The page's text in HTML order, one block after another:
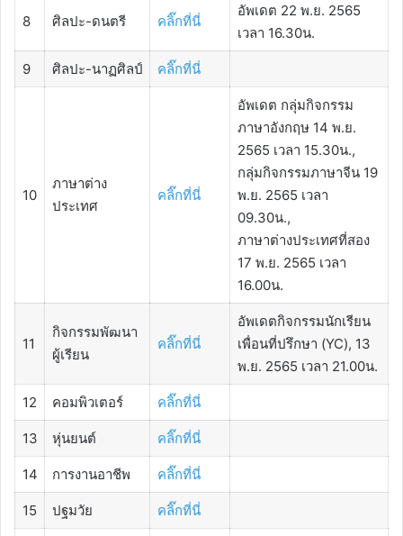
8 ศิลปะ-ดนตรี คลิ๊กที่นี่
อัพเดต 22 พ.ย. 2565
เวลา 16.30น.
9 ศิลปะ-นาฏศิลป์ คลิ๊กที่นี่
10
ภาษาต่าง
ประเทศ
คลิ๊กที่นี่
อัพเดต กลุ่มกิจกรรม
ภาษาอังกฤษ 14 พ.ย.
2565 เวลา 15.30น.,
กลุ่มกิจกรรมภาษาจีน 19
พ.ย. 2565 เวลา
09.30น.,
ภาษาต่างประเทศที่สอง
17 พ.ย. 2565 เวลา
16.00น.
11
กิจกรรมพัฒนา
ผู้เรียน
คลิ๊กที่นี่
อัพเดตกิจกรรมนักเรียน
เพื่อนที่ปรึกษา (YC), 13
พ.ย. 2565 เวลา 21.00น.
12 คอมพิวเตอร์ คลิ๊กที่นี่
13 หุ่นยนต์ คลิ๊กที่นี่
14 การงานอาชีพ คลิ๊กที่นี่
15 ปฐมวัย คลิ๊กที่นี่